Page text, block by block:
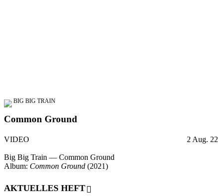
BIG BIG TRAIN
Common Ground
VIDEO 2 Aug. 22
Big Big Train — Common Ground
Album: Common Ground (2021)
AKTUELLES HEFT